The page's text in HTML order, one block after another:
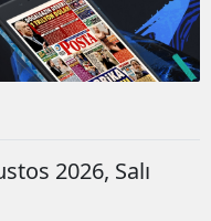
2026, Salı